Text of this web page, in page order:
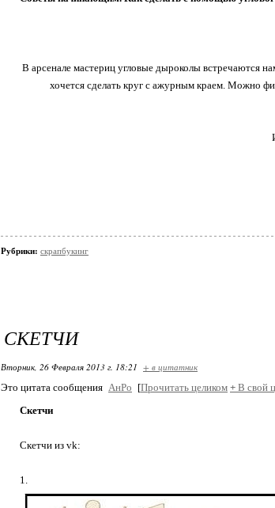
В арсенале мастериц угловые дыроколы встречаются
хочется сделать круг с ажурным краем. Можно
Рубрики: скрапбукинг
СКЕТЧИ
Вторник, 26 Февраля 2013 г. 18:21 + в цитатник
Это цитата сообщения АнРо [Прочитать целиком + В свой
Скетчи
Скетчи из vk:
1.